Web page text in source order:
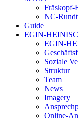
Fräskopf-
NC-
Guide
EGIN-
EGIN-
Soziale
Struktur
Team
News
Imagery
Online-